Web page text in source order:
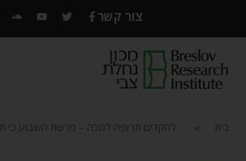
צור קשר
» להקדים תרופה למכה – פרשת השבוע כי תבוא